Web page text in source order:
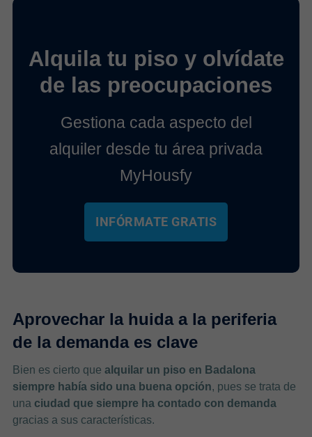
Alquila tu piso y olvídate
de las preocupaciones
Gestiona cada aspecto del
alquiler desde tu área privada
MyHousfy
INFÓRMATE GRATIS
Aprovechar la huida a la periferia
de la demanda es clave
Bien es cierto que alquilar un piso en Badalona
siempre había sido una buena opción, pues se trata de
una ciudad que siempre ha contado con demanda
gracias a sus características.